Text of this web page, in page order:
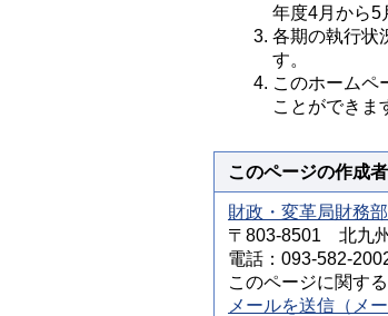
年度4月から5
各期の執行状
す。
このホームペ
ことができま
このページの作成者
財政・変革局財務
〒803-8501 北九
電話：093-582-
このページに関す
メールを送信（メ